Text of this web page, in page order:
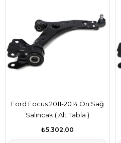
Ford Focus 2011-2014 Ön Sağ
Salıncak ( Alt Tabla )
Lemforder Marka
₺5.302,00